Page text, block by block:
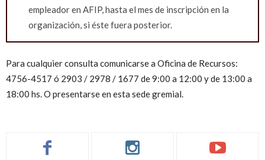
empleador en AFIP, hasta el mes de inscripción en la
organización, si éste fuera posterior.
Para cualquier consulta comunicarse a Oficina de Recursos:
4756-4517 ó 2903 / 2978 / 1677 de 9:00 a 12:00 y de 13:00 a
18:00 hs. O presentarse en esta sede gremial.